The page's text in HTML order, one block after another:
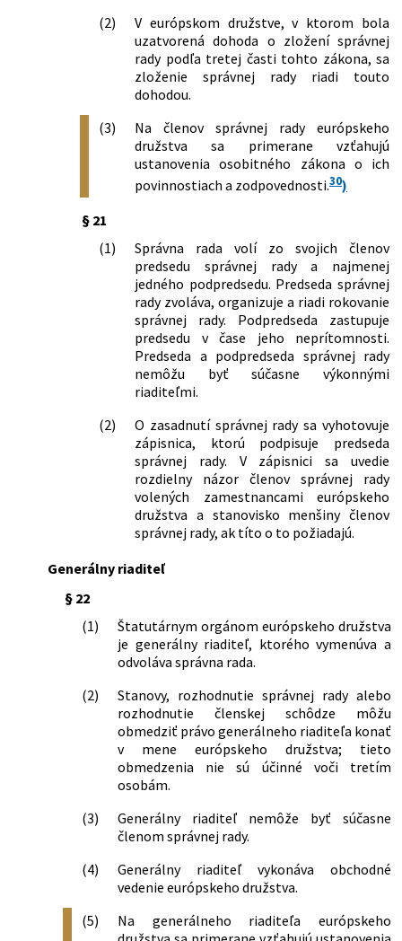
(2)
V európskom družstve, v ktorom bola
uzatvorená dohoda o zložení správnej
rady podľa tretej časti tohto zákona, sa
zloženie správnej rady riadi touto
dohodou.
(3)
Na členov správnej rady európskeho
družstva sa primerane vzťahujú
ustanovenia osobitného zákona o ich
povinnostiach a zodpovednosti.30)
§ 21
(1)
Správna rada volí zo svojich členov
predsedu správnej rady a najmenej
jedného podpredsedu. Predseda správnej
rady zvoláva, organizuje a riadi rokovanie
správnej rady. Podpredseda zastupuje
predsedu v čase jeho neprítomnosti.
Predseda a podpredseda správnej rady
nemôžu byť súčasne výkonnými
riaditeľmi.
(2)
O zasadnutí správnej rady sa vyhotovuje
zápisnica, ktorú podpisuje predseda
správnej rady. V zápisnici sa uvedie
rozdielny názor členov správnej rady
volených zamestnancami európskeho
družstva a stanovisko menšiny členov
správnej rady, ak títo o to požiadajú.
Generálny riaditeľ
§ 22
(1)
Štatutárnym orgánom európskeho družstva
je generálny riaditeľ, ktorého vymenúva a
odvoláva správna rada.
(2)
Stanovy, rozhodnutie správnej rady alebo
rozhodnutie členskej schôdze môžu
obmedziť právo generálneho riaditeľa konať
v mene európskeho družstva; tieto
obmedzenia nie sú účinné voči tretím
osobám.
(3)
Generálny riaditeľ nemôže byť súčasne
členom správnej rady.
(4)
Generálny riaditeľ vykonáva obchodné
vedenie európskeho družstva.
(5)
Na generálneho riaditeľa európskeho